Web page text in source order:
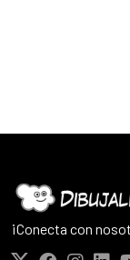
¡Conecta con